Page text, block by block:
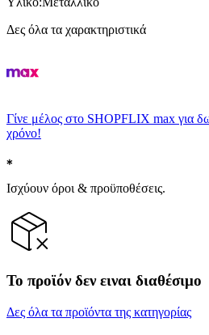
Δες όλα τα χαρακτηριστικά
Γίνε μέλος στο SHOPFLIX max για
χρόνο!
Ισχύουν όροι & προϋποθέσεις.
Το προϊόν δεν ειναι διαθέσιμο
Δες όλα τα προϊόντα της κατηγορίας